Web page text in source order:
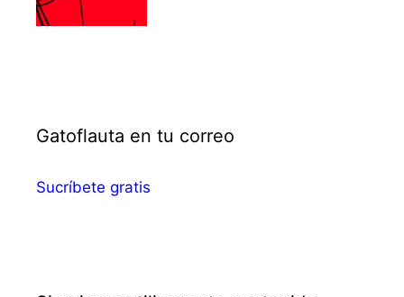
Gatoflauta en tu correo
Sucríbete gratis